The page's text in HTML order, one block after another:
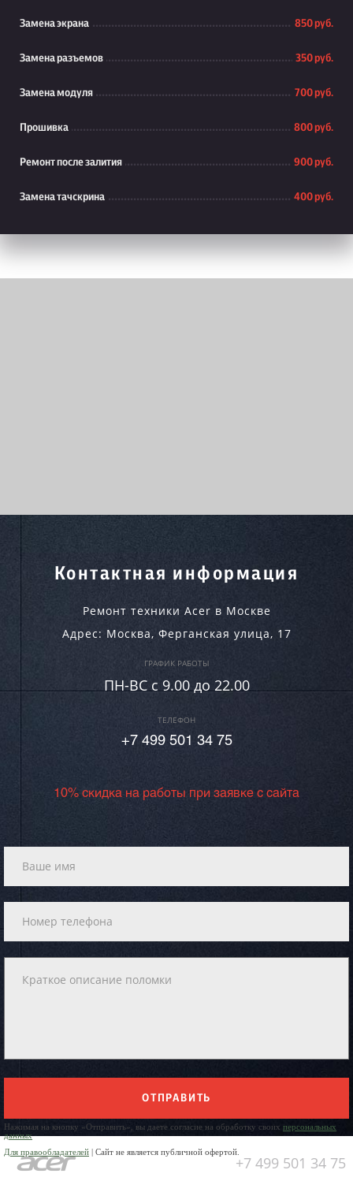
Замена экрана 850 руб.
Замена разъемов 350 руб.
Замена модуля 700 руб.
Прошивка 800 руб.
Ремонт после залития 900 руб.
Замена тачскрина 400 руб.
Контактная информация
Ремонт техники Acer в Москве
Адрес: Москва, Ферганская улица, 17
ГРАФИК РАБОТЫ
ПН-ВC c 9.00 до 22.00
ТЕЛЕФОН
+7 499 501 34 75
10% скидка на работы при заявке с сайта
ОТПРАВИТЬ
Нажимая на кнопку «Отправить», вы даете согласие на обработку своих персональных
данных
Для правообладателей | Сайт не является публичной офертой.
+7 499 501 34 75